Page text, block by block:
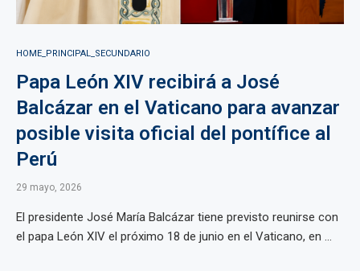
HOME_PRINCIPAL_SECUNDARIO
Papa León XIV recibirá a José
Balcázar en el Vaticano para avanzar
posible visita oficial del pontífice al
Perú
29 mayo, 2026
El presidente José María Balcázar tiene previsto reunirse con
el papa León XIV el próximo 18 de junio en el Vaticano, en ...